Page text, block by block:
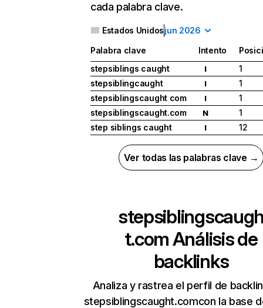
cada palabra clave.
Estados Unidosjun 2026
Palabra clave Intento
stepsiblings caught
I
1
stepsiblingcaught
I
1
stepsiblingscaught com
I
1
stepsiblingscaught.com
N
1
step siblings caught
I 12
Ver todas las palabras clave →
t.comAnálisis de
backlinks
Analiza y rastrea el perfil de
stepsiblingscaught.comcon la base